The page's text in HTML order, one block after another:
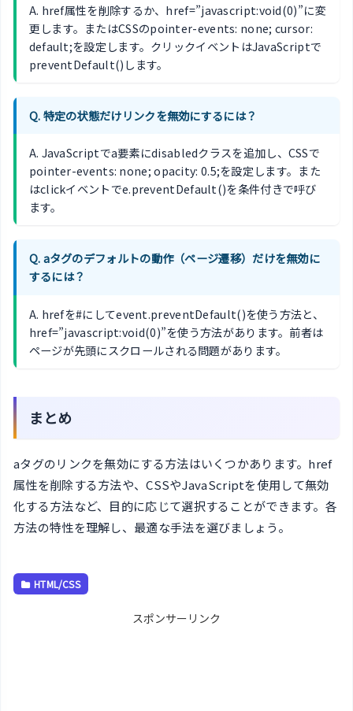
A. href属性を削除するか、href=”javascript:void(0)”に変
更します。またはCSSのpointer-events: none; cursor:
default;を設定します。クリックイベントはJavaScriptで
preventDefault()します。
Q. 特定の状態だけリンクを無効にするには？
A. JavaScriptでa要素にdisabledクラスを追加し、CSSで
pointer-events: none; opacity: 0.5;を設定します。また
はclickイベントでe.preventDefault()を条件付きで呼び
ます。
Q. aタグのデフォルトの動作（ページ遷移）だけを無効に
するには？
A. hrefを#にしてevent.preventDefault()を使う方法と、
href=”javascript:void(0)”を使う方法があります。前者は
ページが先頭にスクロールされる問題があります。
まとめ
aタグのリンクを無効にする方法はいくつかあります。href
属性を削除する方法や、CSSやJavaScriptを使用して無効
化する方法など、目的に応じて選択することができます。各
方法の特性を理解し、最適な手法を選びましょう。
HTML/CSS
スポンサーリンク